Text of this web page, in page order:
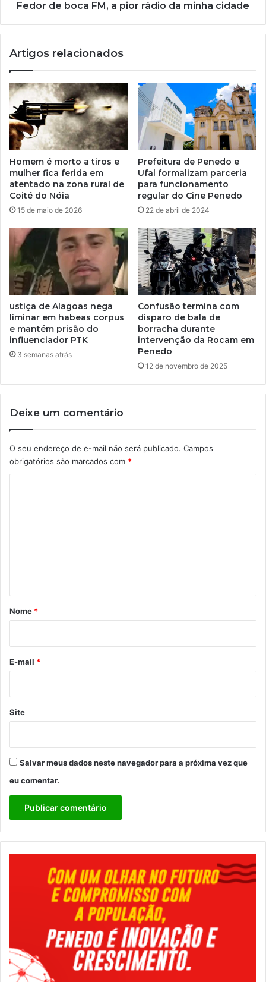
Fedor de boca FM, a pior rádio da minha cidade
Artigos relacionados
Homem é morto a tiros e
mulher fica ferida em
atentado na zona rural de
Coité do Nóia
15 de maio de 2026
Prefeitura de Penedo e
Ufal formalizam parceria
para funcionamento
regular do Cine Penedo
22 de abril de 2024
ustiça de Alagoas nega
liminar em habeas corpus
e mantém prisão do
influenciador PTK
3 semanas atrás
Confusão termina com
disparo de bala de
borracha durante
intervenção da Rocam em
Penedo
12 de novembro de 2025
Deixe um comentário
O seu endereço de e-mail não será publicado. Campos
obrigatórios são marcados com *
r
*
Nome *
E-mail *
Site
Salvar meus dados neste navegador para a próxima vez que
eu comentar.